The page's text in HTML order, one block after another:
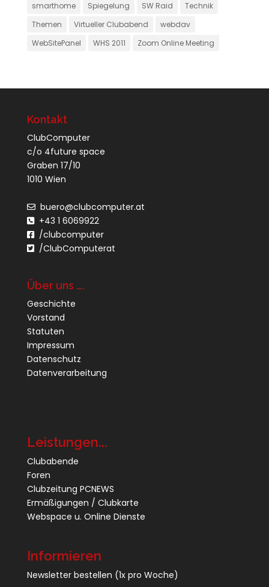
smarthome
Spiegelung SW Raid
Technik
Themen
Virtueller Clubabend
webdav
WebSitePanel
WHS 2011 Zoom Online Meeting
Kontakt
ClubComputer
c/o 4future space
Graben 17/10
1010 Wien
buero@clubcomputer.at
+43 1 6069922
/clubcomputer
/ClubComputerat
Über uns ….
Geschichte
Vorstand
Statuten
Impressum
Datenschutz
Datenverarbeitung
Leistungen...
Clubabende
Foren
Clubzeitung PCNEWS
Ermäßigungen / Clubkarte
Webspace u. Online Dienste
Informieren
Newsletter bestellen (1x pro Woche)